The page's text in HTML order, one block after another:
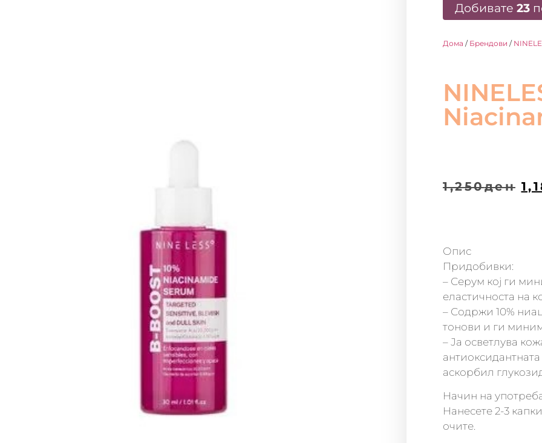
Добивате 23
Дома / Брендови /
1,250ден
Опис
Придобивки:
– Серум кој ги
еластичноста на
– Содржи 10%
тонови и ги
– Ја осветлува
аскорбил
Начин на
Нанесете 2-3
очите.